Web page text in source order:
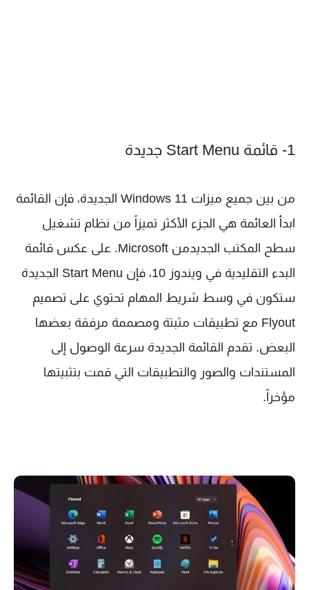
1- قائمة Start Menu جديدة
من بين جميع ميزات Windows 11 الجديدة، فإن القائمة
ابدأ العائمة هي الجزء الأكثر تميزاً من نظام تشغيل
سطح المكتب الجديدمن Microsoft. على عكس قائمة
البدء التقليدية في ويندوز 10، فإن Start Menu الجديدة
ستكون في وسط شريط المهام تحتوي على تصميم
Flyout مع تطبيقات مثبتة ومصممة مرفقة بعضها
البعض. تقدم القائمة الجديدة سرعة الوصول إلى
المستندات والصور والتطبيقات التي قمت بتثبيتها
مؤخراً.